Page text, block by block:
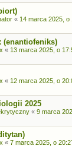
« 14 marca 2025, o
(enantiofeniks)
« 13 marca 2025, o
« 12 marca 2025, o
2025
« 9 marca
« 7 marca 2025, o